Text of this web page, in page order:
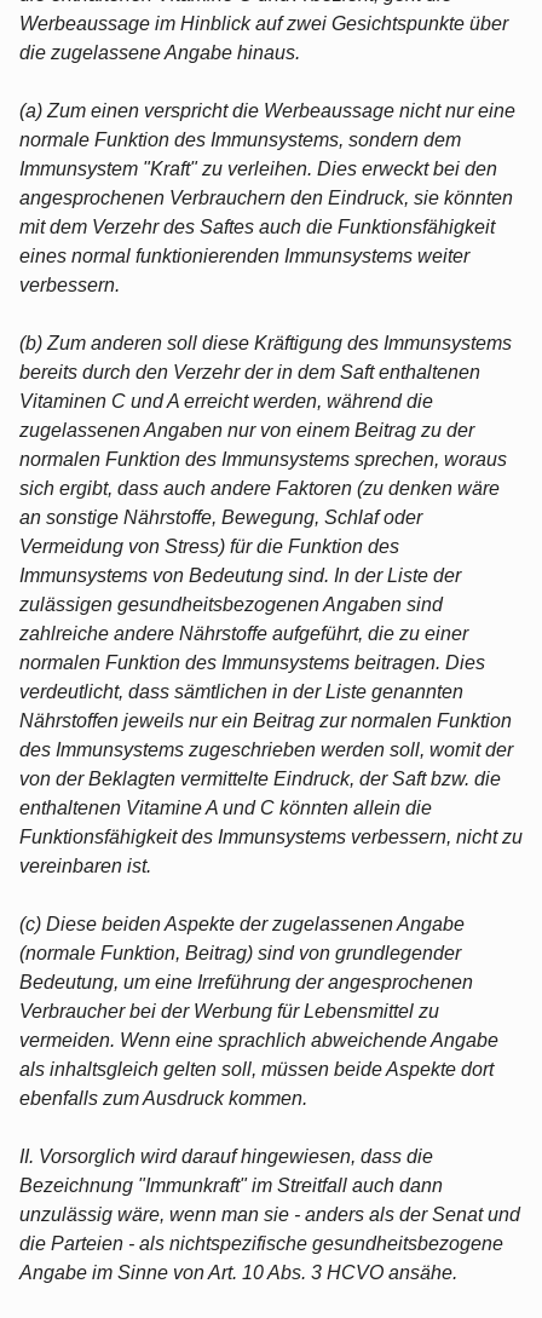
Werbeaussage im Hinblick auf zwei Gesichtspunkte über
die zugelassene Angabe hinaus.
(a) Zum einen verspricht die Werbeaussage nicht nur eine
normale Funktion des Immunsystems, sondern dem
Immunsystem "Kraft" zu verleihen. Dies erweckt bei den
angesprochenen Verbrauchern den Eindruck, sie könnten
mit dem Verzehr des Saftes auch die Funktionsfähigkeit
eines normal funktionierenden Immunsystems weiter
verbessern.
(b) Zum anderen soll diese Kräftigung des Immunsystems
bereits durch den Verzehr der in dem Saft enthaltenen
Vitaminen C und A erreicht werden, während die
zugelassenen Angaben nur von einem Beitrag zu der
normalen Funktion des Immunsystems sprechen, woraus
sich ergibt, dass auch andere Faktoren (zu denken wäre
an sonstige Nährstoffe, Bewegung, Schlaf oder
Vermeidung von Stress) für die Funktion des
Immunsystems von Bedeutung sind. In der Liste der
zulässigen gesundheitsbezogenen Angaben sind
zahlreiche andere Nährstoffe aufgeführt, die zu einer
normalen Funktion des Immunsystems beitragen. Dies
verdeutlicht, dass sämtlichen in der Liste genannten
Nährstoffen jeweils nur ein Beitrag zur normalen Funktion
des Immunsystems zugeschrieben werden soll, womit der
von der Beklagten vermittelte Eindruck, der Saft bzw. die
enthaltenen Vitamine A und C könnten allein die
Funktionsfähigkeit des Immunsystems verbessern, nicht zu
vereinbaren ist.
(c) Diese beiden Aspekte der zugelassenen Angabe
(normale Funktion, Beitrag) sind von grundlegender
Bedeutung, um eine Irreführung der angesprochenen
Verbraucher bei der Werbung für Lebensmittel zu
vermeiden. Wenn eine sprachlich abweichende Angabe
als inhaltsgleich gelten soll, müssen beide Aspekte dort
ebenfalls zum Ausdruck kommen.
II. Vorsorglich wird darauf hingewiesen, dass die
Bezeichnung "Immunkraft" im Streitfall auch dann
unzulässig wäre, wenn man sie - anders als der Senat und
die Parteien - als nichtspezifische gesundheitsbezogene
Angabe im Sinne von Art. 10 Abs. 3 HCVO ansähe.